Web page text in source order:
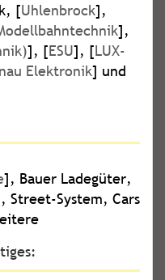
[Uhlenbrock],
],
], [ESU], [LUX-
Elektronik] und
], Bauer Ladegüter,
Street-System, Cars